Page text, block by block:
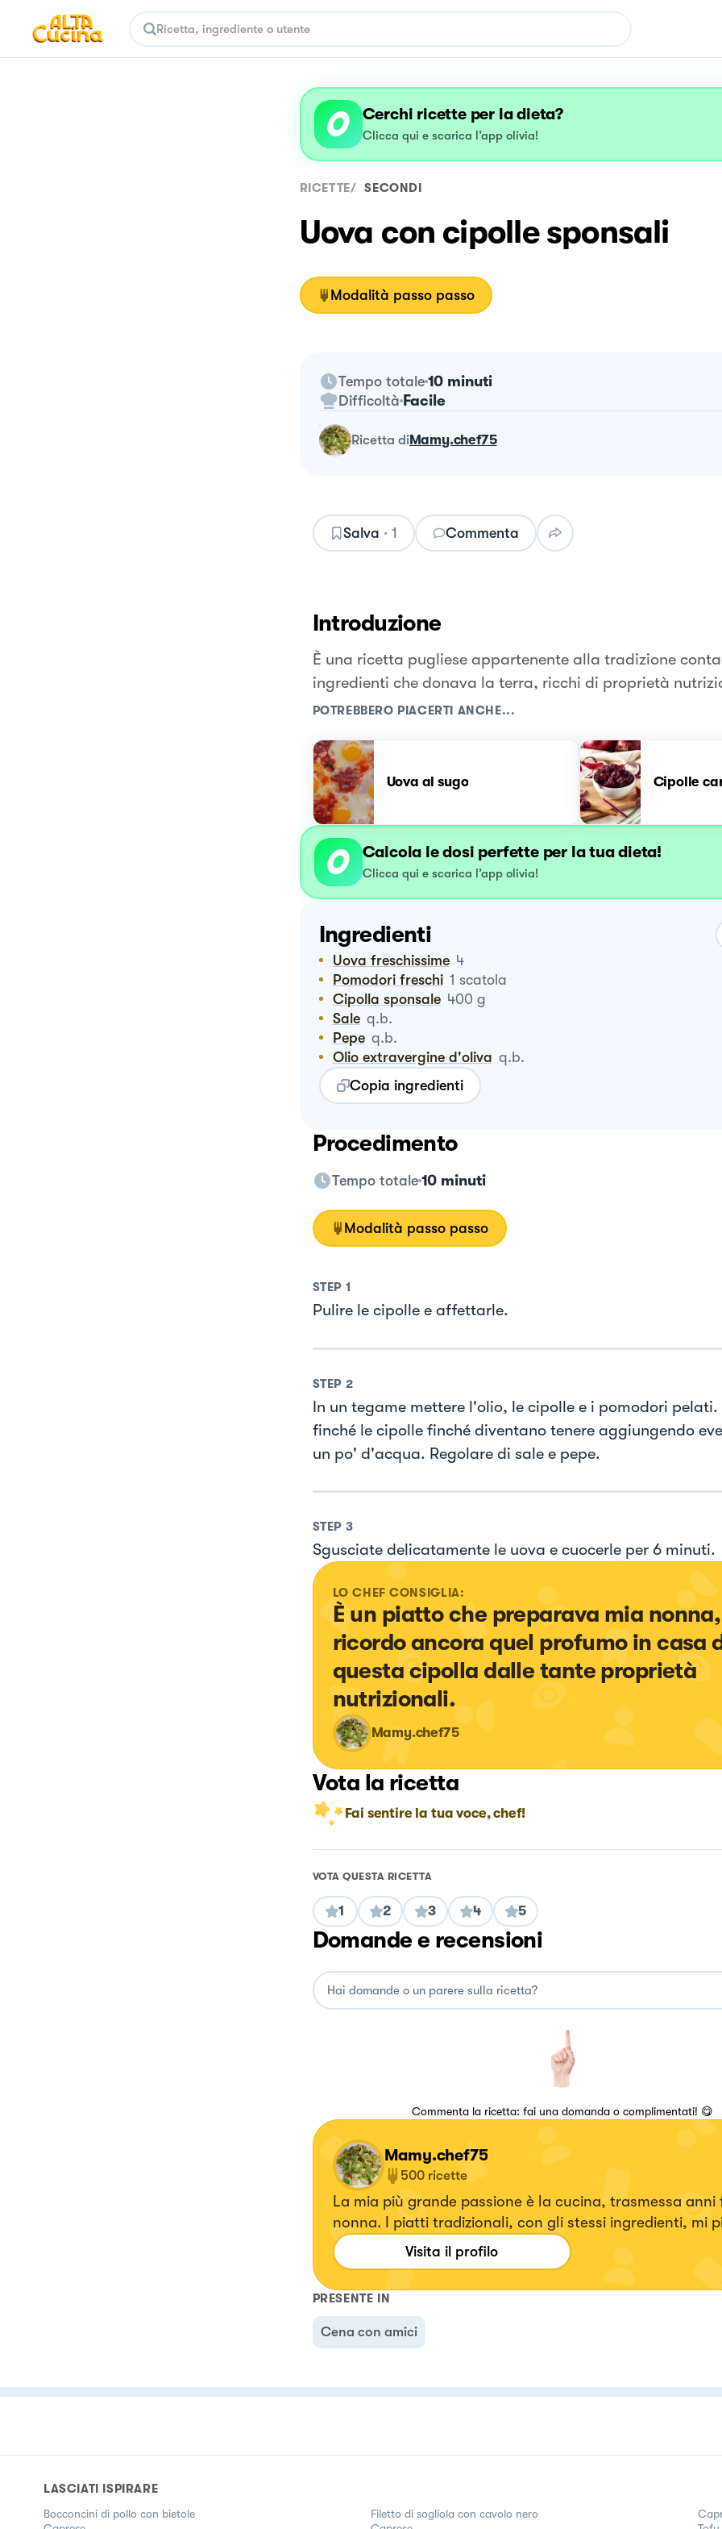
Cerchi ricette per la dieta?
Clicca qui e scarica l’app olivia!
RICETTE/ SECONDI
Uova con cipolle sponsali
Modalità passo passo
Tempo totale 10 minuti
Difficoltà Facile
ricetta diMamy.chef75
Salva · 1 Commenta
Introduzione
È una ricetta pugliese appartenente alla tradizione
ingredienti che donava la terra, ricchi di proprietà
POTREBBERO PIACERTI ANCHE...
Uova al sugo Cipolle
Calcola le dosi perfette per la tua dieta!
Clicca qui e scarica l’app olivia!
Ingredienti
Uova freschissime 4
Pomodori freschi 1 scatola
Cipolla sponsale 400 g
Sale q.b.
Pepe q.b.
Olio extravergine d'oliva q.b.
Copia ingredienti
Procedimento
Tempo totale 10 minuti
Modalità passo passo
STEP 1
Pulire le cipolle e affettarle.
STEP 2
In un tegame mettere l'olio, le cipolle e i pomodori pelati.
finché le cipolle finché diventano tenere aggiungendo
un po' d'acqua. Regolare di sale e pepe.
STEP 3
Sgusciate delicatamente le uova e cuocerle per 6 minuti.
LO CHEF CONSIGLIA:
È un piatto che preparava mia
ricordo ancora quel profumo in casa
questa cipolla dalle tante proprietà
nutrizionali.
Mamy.chef75
Vota la ricetta
Fai sentire la tua voce, chef!
VOTA QUESTA RICETTA
1 2 3 4 5
Domande e recensioni
Commenta la ricetta: fai una domanda o complimentati! 😋
Mamy.chef75
500 ricette
La mia più grande passione è la cucina, trasmessa anni
nonna. I piatti tradizionali, con gli stessi ingredienti, mi
rivisitarli a mio modo, inserendo eleganza e
Ogni volta che creo un piatto mi emoziono e vorrei tanto
emozionare anche voi.
Visita il profilo
PRESENTE IN
Cena con amici
LASCIATI ISPIRARE
Bocconcini di pollo con bietole
Filetto di sogliola con cavolo nero